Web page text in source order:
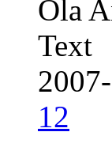
Ola
Text
12